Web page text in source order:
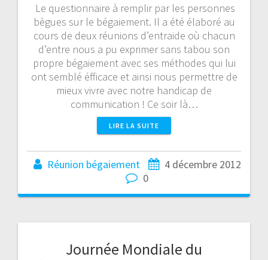
Le questionnaire à remplir par les personnes
bègues sur le bégaiement. Il a été élaboré au
cours de deux réunions d’entraide où chacun
d’entre nous a pu exprimer sans tabou son
propre bégaiement avec ses méthodes qui lui
ont semblé éfficace et ainsi nous permettre de
mieux vivre avec notre handicap de
communication ! Ce soir là…
LIRE LA SUITE
Réunion bégaiement
4 décembre 2012
0
Journée Mondiale du